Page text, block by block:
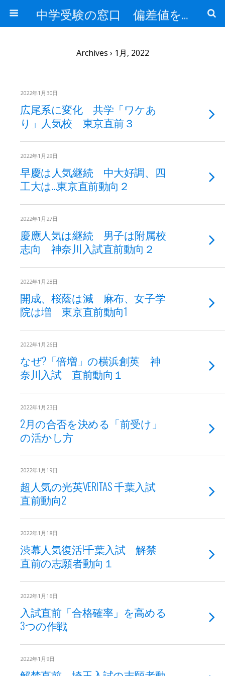
中学受験の窓口 偏差値を上げる勉強法
Archives › 1月, 2022
2022年1月30日
広尾系に変化 共学「ワケあ
り」人気校 東京直前３
2022年1月29日
早慶は人気継続 中大好調、四
工大は…東京直前動向２
2022年1月27日
慶應人気は継続 男子は附属校
志向 神奈川入試直前動向２
2022年1月28日
開成、桜蔭は減 麻布、女子学
院は増 東京直前動向1
2022年1月26日
なぜ?「倍増」の横浜創英 神
奈川入試 直前動向１
2022年1月23日
2月の合否を決める「前受け」
の活かし方
2022年1月19日
超人気の光英VERITAS 千葉入試
直前動向2
2022年1月18日
渋幕人気復活!千葉入試 解禁
直前の志願者動向１
2022年1月16日
入試直前「合格確率」を高める
3つの作戦
2022年1月9日